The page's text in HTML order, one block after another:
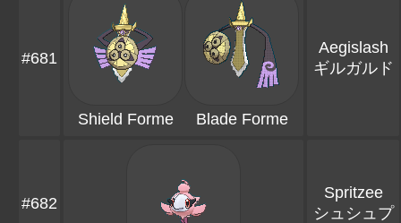
#681
Shield Forme Blade Forme
Aegislash
ギルガルド
#682
Spritzee
シュシュプ